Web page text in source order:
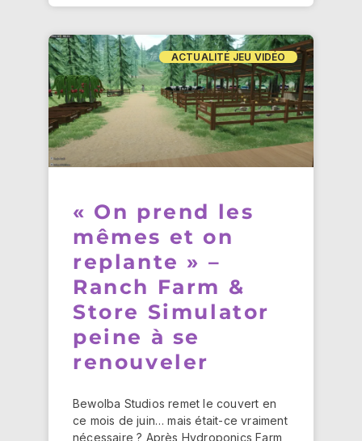
ACTUALITÉ JEU VIDÉO
« On prend les
mêmes et on
replante » –
Ranch Farm &
Store Simulator
peine à se
renouveler
Bewolba Studios remet le couvert en
ce mois de juin… mais était-ce vraiment
nécessaire ? Après Hydroponics Farm